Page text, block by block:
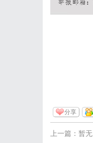
分享
上一篇：暂无